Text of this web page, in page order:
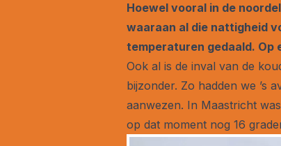
Hoewel vooral in de
waaraan al die nattigheid
temperaturen gedaald. Op
Ook al is de inval van de
bijzonder. Zo hadden we ’s
aanwezen. In Maastricht
op dat moment nog 16